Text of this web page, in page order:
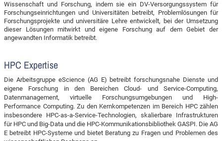
Wissenschaft und Forschung, indem sie ein DV-Versorgungssystem für
Forschungseinrichtungen und Universitäten betreibt, Problemlösungen für
Forschungsprojekte und universitäre Lehre entwickelt, bei der Umsetzung
dieser Lösungen mitwirkt und eigene Forschung auf dem Gebiet der
angewandten Informatik betreibt.
HPC Expertise
Die Arbeitsgruppe eScience (AG E) betreibt forschungsnahe Dienste und
eigene Forschung in den Bereichen Cloud- und Service-Computing,
Datenmanagement, virtuelle Forschungsumgebungen und High-
Performance Computing. Zu den Kernkompetenzen im Bereich HPC zählen
insbesondere HPC-as-a-Service-Technologien, skalierbare Infrastrukturen
für HPC und Big-Data und die HPC-Kommunikationsbibliothek GASPI. Die AG
E betreibt HPC-Systeme und bietet Beratung zu Fragen und Problemen des